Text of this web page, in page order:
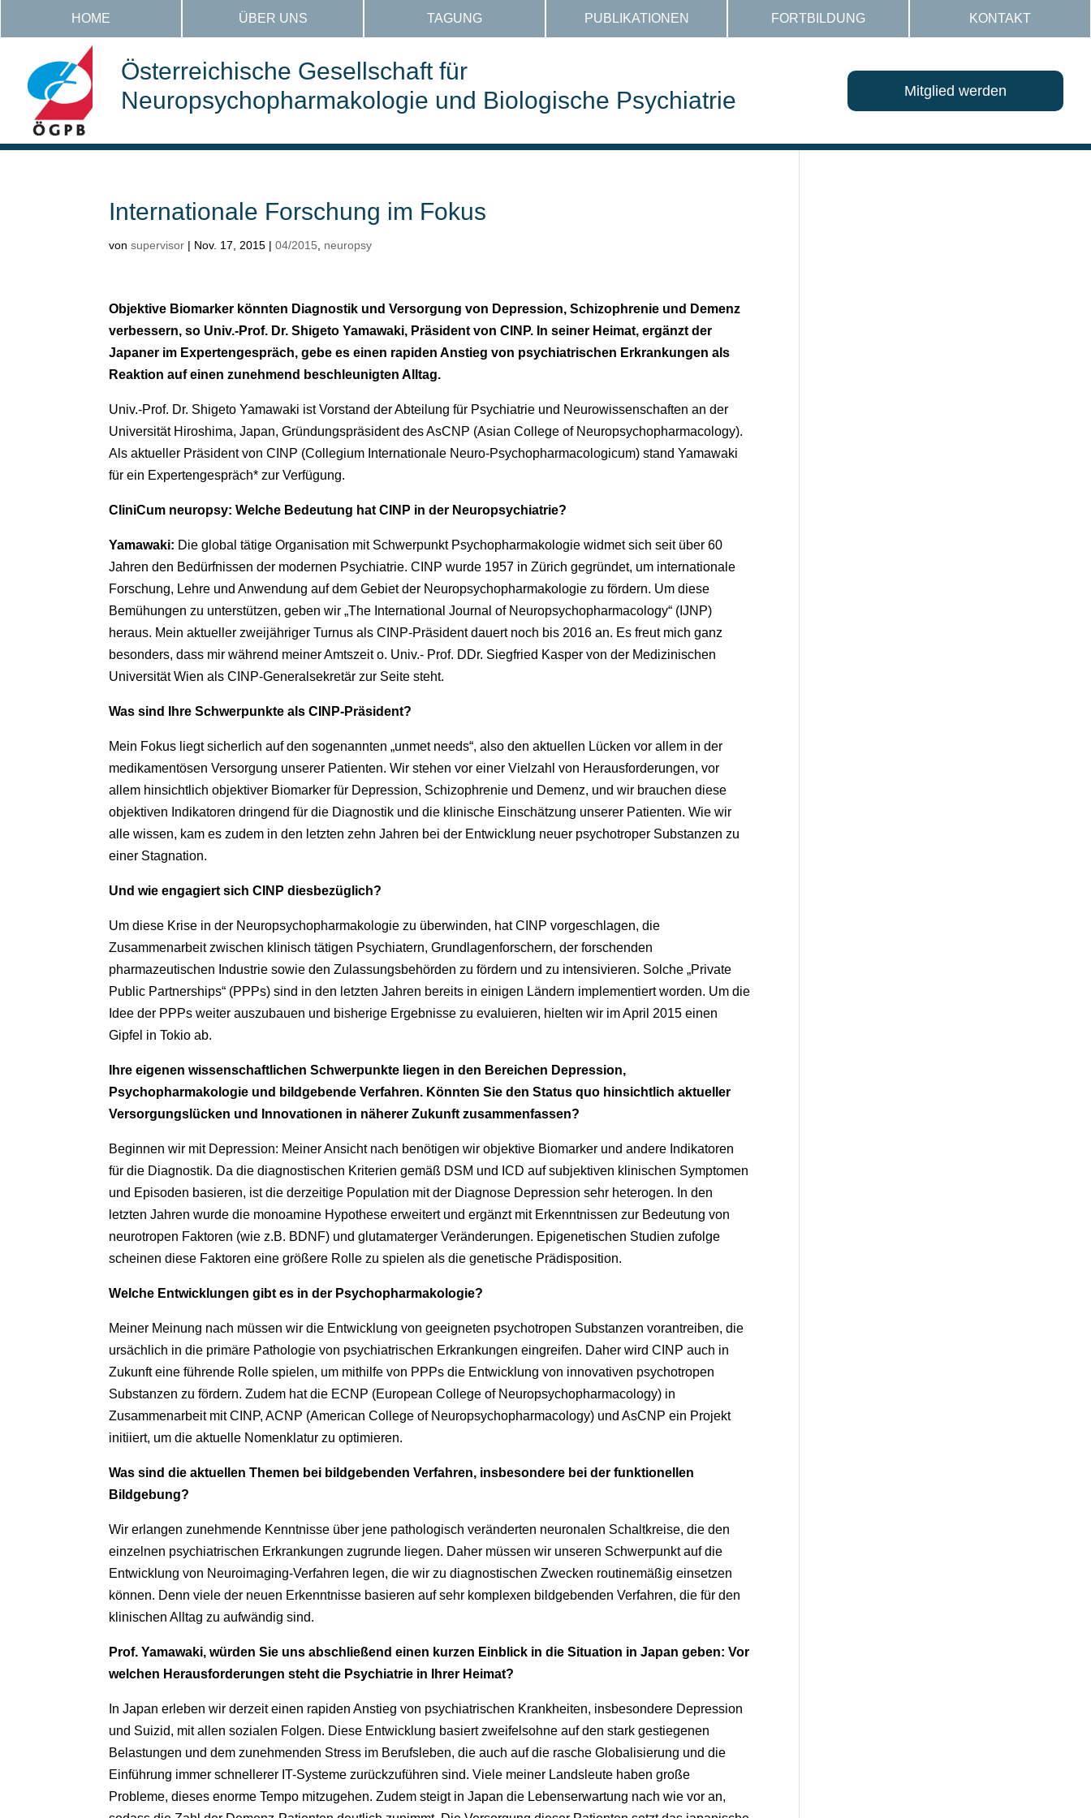
HOME ÜBER UNS TAGUNG PUBLIKATIONEN FORTBILDUNG KONTAKT
Österreichische Gesellschaft für
Neuropsychopharmakologie und Biologische Psychiatrie
Mitglied werden
Internationale Forschung im Fokus
vonsupervisor | Nov. 17, 2015 |04/2015 neuropsy
Objektive Biomarker könnten Diagnostik und Versorgung von Depression, Schizophrenie und Demenz
verbessern, so Univ.-Prof. Dr. Shigeto Yamawaki, Präsident von CINP. In seiner Heimat, ergänzt der
Japaner im Expertengespräch, gebe es einen rapiden Anstieg von psychiatrischen Erkrankungen als
Reaktion auf einen zunehmend beschleunigten Alltag.
Univ.-Prof. Dr. Shigeto Yamawaki ist Vorstand der Abteilung für Psychiatrie und Neurowissenschaften an der
Universität Hiroshima, Japan, Gründungspräsident des AsCNP (Asian College of Neuropsychopharmacology).
Als aktueller Präsident von CINP (Collegium Internationale Neuro-Psychopharmacologicum) stand Yamawaki
für ein Expertengespräch* zur Verfügung.
CliniCum neuropsy: Welche Bedeutung hat CINP in der Neuropsychiatrie?
Yamawaki: Die global tätige Organisation mit Schwerpunkt Psychopharmakologie widmet sich seit über 60
Jahren den Bedürfnissen der modernen Psychiatrie. CINP wurde 1957 in Zürich gegründet, um internationale
Forschung, Lehre und Anwendung auf dem Gebiet der Neuropsychopharmakologie zu fördern. Um diese
Bemühungen zu unterstützen, geben wir „The International Journal of Neuropsychopharmacology“ (IJNP)
heraus. Mein aktueller zweijähriger Turnus als CINP-Präsident dauert noch bis 2016 an. Es freut mich ganz
besonders, dass mir während meiner Amtszeit o. Univ.- Prof. DDr. Siegfried Kasper von der Medizinischen
Universität Wien als CINP-Generalsekretär zur Seite steht.
Was sind Ihre Schwerpunkte als CINP-Präsident?
Mein Fokus liegt sicherlich auf den sogenannten „unmet needs“, also den aktuellen Lücken vor allem in der
medikamentösen Versorgung unserer Patienten. Wir stehen vor einer Vielzahl von Herausforderungen, vor
allem hinsichtlich objektiver Biomarker für Depression, Schizophrenie und Demenz, und wir brauchen diese
objektiven Indikatoren dringend für die Diagnostik und die klinische Einschätzung unserer Patienten. Wie wir
alle wissen, kam es zudem in den letzten zehn Jahren bei der Entwicklung neuer psychotroper Substanzen zu
einer Stagnation.
Und wie engagiert sich CINP diesbezüglich?
Um diese Krise in der Neuropsychopharmakologie zu überwinden, hat CINP vorgeschlagen, die
Zusammenarbeit zwischen klinisch tätigen Psychiatern, Grundlagenforschern, der forschenden
pharmazeutischen Industrie sowie den Zulassungsbehörden zu fördern und zu intensivieren. Solche „Private
Public Partnerships“ (PPPs) sind in den letzten Jahren bereits in einigen Ländern implementiert worden. Um die
Idee der PPPs weiter auszubauen und bisherige Ergebnisse zu evaluieren, hielten wir im April 2015 einen
Gipfel in Tokio ab.
Ihre eigenen wissenschaftlichen Schwerpunkte liegen in den Bereichen Depression,
Psychopharmakologie und bildgebende Verfahren. Könnten Sie den Status quo hinsichtlich aktueller
Versorgungslücken und Innovationen in näherer Zukunft zusammenfassen?
Beginnen wir mit Depression: Meiner Ansicht nach benötigen wir objektive Biomarker und andere Indikatoren
für die Diagnostik. Da die diagnostischen Kriterien gemäß DSM und ICD auf subjektiven klinischen Symptomen
und Episoden basieren, ist die derzeitige Population mit der Diagnose Depression sehr heterogen. In den
letzten Jahren wurde die monoamine Hypothese erweitert und ergänzt mit Erkenntnissen zur Bedeutung von
neurotropen Faktoren (wie z.B. BDNF) und glutamaterger Veränderungen. Epigenetischen Studien zufolge
scheinen diese Faktoren eine größere Rolle zu spielen als die genetische Prädisposition.
Welche Entwicklungen gibt es in der Psychopharmakologie?
Meiner Meinung nach müssen wir die Entwicklung von geeigneten psychotropen Substanzen vorantreiben, die
ursächlich in die primäre Pathologie von psychiatrischen Erkrankungen eingreifen. Daher wird CINP auch in
Zukunft eine führende Rolle spielen, um mithilfe von PPPs die Entwicklung von innovativen psychotropen
Substanzen zu fördern. Zudem hat die ECNP (European College of Neuropsychopharmacology) in
Zusammenarbeit mit CINP, ACNP (American College of Neuropsychopharmacology) und AsCNP ein Projekt
initiiert, um die aktuelle Nomenklatur zu optimieren.
Was sind die aktuellen Themen bei bildgebenden Verfahren, insbesondere bei der funktionellen
Bildgebung?
Wir erlangen zunehmende Kenntnisse über jene pathologisch veränderten neuronalen Schaltkreise, die den
einzelnen psychiatrischen Erkrankungen zugrunde liegen. Daher müssen wir unseren Schwerpunkt auf die
Entwicklung von Neuroimaging-Verfahren legen, die wir zu diagnostischen Zwecken routinemäßig einsetzen
können. Denn viele der neuen Erkenntnisse basieren auf sehr komplexen bildgebenden Verfahren, die für den
klinischen Alltag zu aufwändig sind.
Prof. Yamawaki, würden Sie uns abschließend einen kurzen Einblick in die Situation in Japan geben: Vor
welchen Herausforderungen steht die Psychiatrie in Ihrer Heimat?
In Japan erleben wir derzeit einen rapiden Anstieg von psychiatrischen Krankheiten, insbesondere Depression
und Suizid, mit allen sozialen Folgen. Diese Entwicklung basiert zweifelsohne auf den stark gestiegenen
Belastungen und dem zunehmenden Stress im Berufsleben, die auch auf die rasche Globalisierung und die
Einführung immer schnellerer IT-Systeme zurückzuführen sind. Viele meiner Landsleute haben große
Probleme, dieses enorme Tempo mitzugehen. Zudem steigt in Japan die Lebenserwartung nach wie vor an,